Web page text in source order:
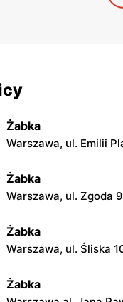
Żabka
Warszawa, ul. Emilii
Żabka
Warszawa, ul. Zgoda 9
Żabka
Warszawa, ul. Śliska
Żabka